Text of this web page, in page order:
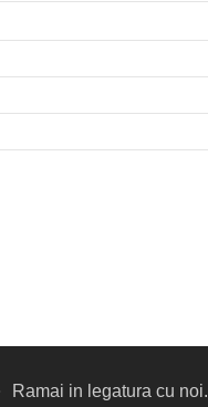
Ramai in legatura cu noi.